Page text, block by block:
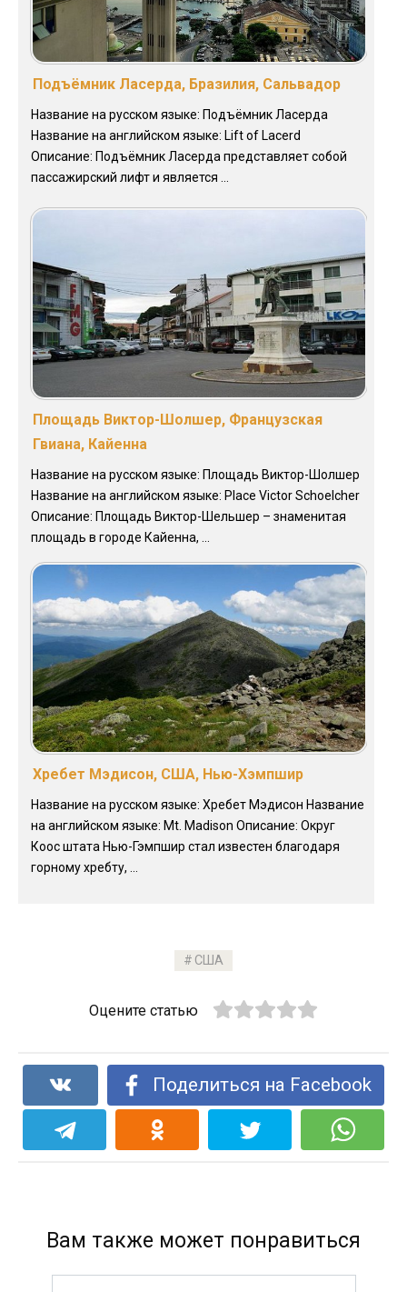
Подъёмник Ласерда, Бразилия, Сальвадор
Название на русском языке: Подъёмник Ласерда
Название на английском языке: Lift of Lacerd
Описание: Подъёмник Ласерда представляет собой
пассажирский лифт и является ...
Площадь Виктор-Шолшер, Французская
Гвиана, Кайенна
Название на русском языке: Площадь Виктор-Шолшер
Название на английском языке: Place Victor Schoelcher
Описание: Площадь Виктор-Шельшер – знаменитая
площадь в городе Кайенна, ...
Хребет Мэдисон, США, Нью-Хэмпшир
Название на русском языке: Хребет Мэдисон Название
на английском языке: Mt. Madison Описание: Округ
Коос штата Нью-Гэмпшир стал известен благодаря
горному хребту, ...
США
Оцените статью
Поделиться на Facebook
Вам также может понравиться